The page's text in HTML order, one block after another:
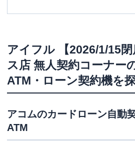
アイフル
【2026/1/15
ス店 無人契約コーナー
ATM・ローン契約機を
アコムのカードローン自動
ATM